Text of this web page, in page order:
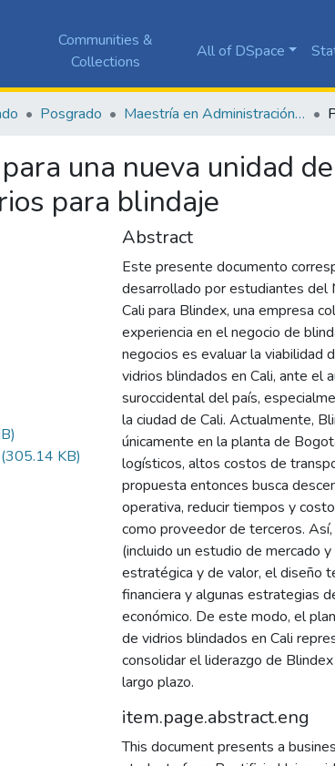
Communities &
Collections
All of DSpace
Posgrado Maestría en Administración de Empresas
una nueva unidad
para blindaje
KB)
Abstract
Este presente documento
desarrollado por estudiantes del
Cali para Blindex, una empresa
experiencia en el negocio de
negocios es evaluar la viabilidad
vidrios blindados en Cali, ante el
suroccidental del país,
la ciudad de Cali. Actualmente,
únicamente en la planta de
logísticos, altos costos de
propuesta entonces busca
operativa, reducir tiempos y
como proveedor de terceros.
(incluido un estudio de mercado
estratégica y de valor, el diseño
financiera y algunas estrategias
económico. De este modo, el
de vidrios blindados en Cali
consolidar el liderazgo de
largo plazo.
item.page.abstract.eng
This document presents a